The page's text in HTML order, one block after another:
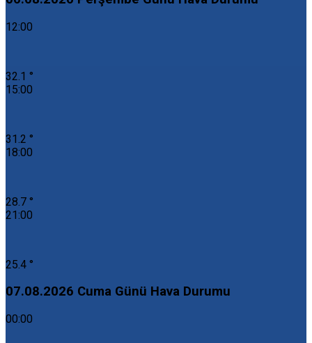
12:00
32.1 °
15:00
31.2 °
18:00
28.7 °
21:00
25.4 °
07.08.2026 Cuma Günü Hava Durumu
00:00